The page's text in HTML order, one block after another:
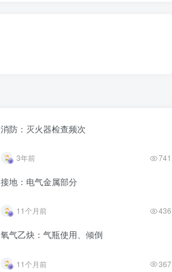
消防：灭火器检查频次
3年前 741
接地：电气金属部分
11个月前 436
氧气乙炔：气瓶使用、倾倒
11个月前 367